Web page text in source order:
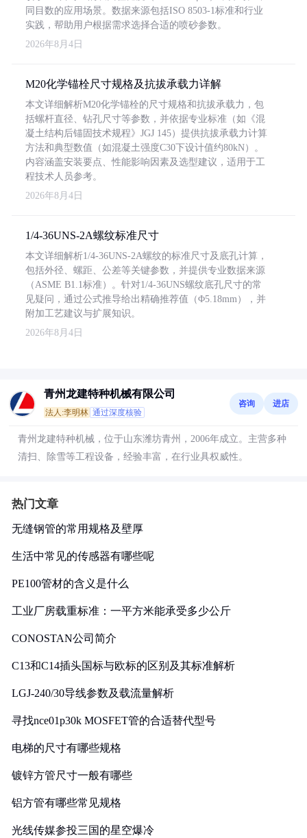
同目数的应用场景。数据来源包括ISO 8503-1标准和行业
实践，帮助用户根据需求选择合适的喷砂参数。
2026年8月4日
M20化学锚栓尺寸规格及抗拔承载力详解
本文详细解析M20化学锚栓的尺寸规格和抗拔承载力，包
括螺杆直径、钻孔尺寸等参数，并依据专业标准（如《混
凝土结构后锚固技术规程》JGJ 145）提供抗拔承载力计算
方法和典型数值（如混凝土强度C30下设计值约80kN）。
内容涵盖安装要点、性能影响因素及选型建议，适用于工
程技术人员参考。
2026年8月4日
1/4-36UNS-2A螺纹标准尺寸
本文详细解析1/4-36UNS-2A螺纹的标准尺寸及底孔计算，
包括外径、螺距、公差等关键参数，并提供专业数据来源
（ASME B1.1标准）。针对1/4-36UNS螺纹底孔尺寸的常
见疑问，通过公式推导给出精确推荐值（Φ5.18mm），并
附加工艺建议与扩展知识。
2026年8月4日
青州龙建特种机械有限公司
法人:李明林 通过深度核验
咨询 进店
青州龙建特种机械，位于山东潍坊青州，2006年成立。主营多种
清扫、除雪等工程设备，经验丰富，在行业具权威性。
热门文章
无缝钢管的常用规格及壁厚
生活中常见的传感器有哪些呢
PE100管材的含义是什么
工业厂房载重标准：一平方米能承受多少公斤
CONOSTAN公司简介
C13和C14插头国标与欧标的区别及其标准解析
LGJ-240/30导线参数及载流量解析
寻找nce01p30k MOSFET管的合适替代型号
电梯的尺寸有哪些规格
镀锌方管尺寸一般有哪些
铝方管有哪些常见规格
光线传媒参投三国的星空爆冷